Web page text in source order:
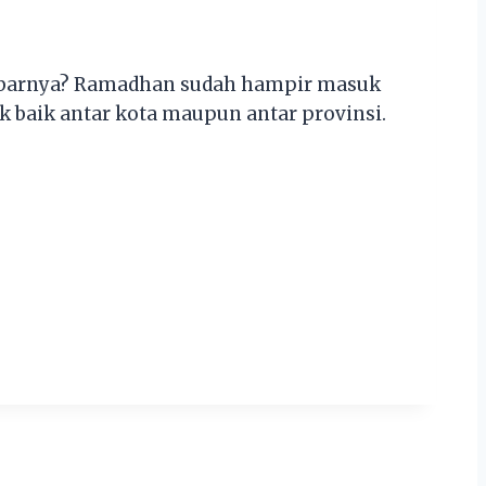
Ramadhan sudah hampir masuk
baik antar kota maupun antar provinsi.